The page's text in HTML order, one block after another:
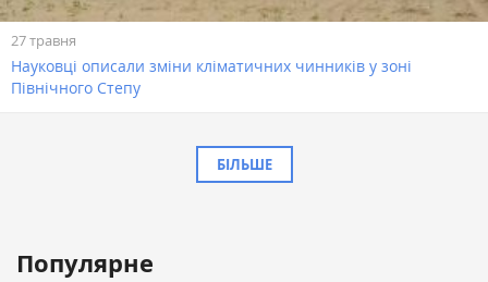
27 травня
Науковці описали зміни кліматичних чинників у зоні
Північного Степу
БІЛЬШЕ
Популярне